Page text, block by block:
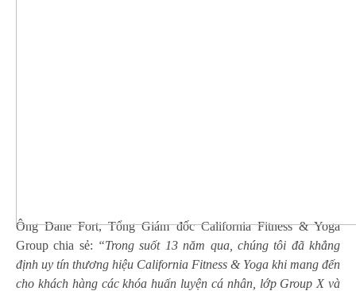
Ông Dane Fort, Tổng Giám đốc California Fitness & Yoga
Group chia sẻ: “Trong suốt 13 năm qua, chúng tôi đã khẳng
định uy tín thương hiệu California Fitness & Yoga khi mang đến
cho khách hàng các khóa huấn luyện cá nhân, lớp Group X và